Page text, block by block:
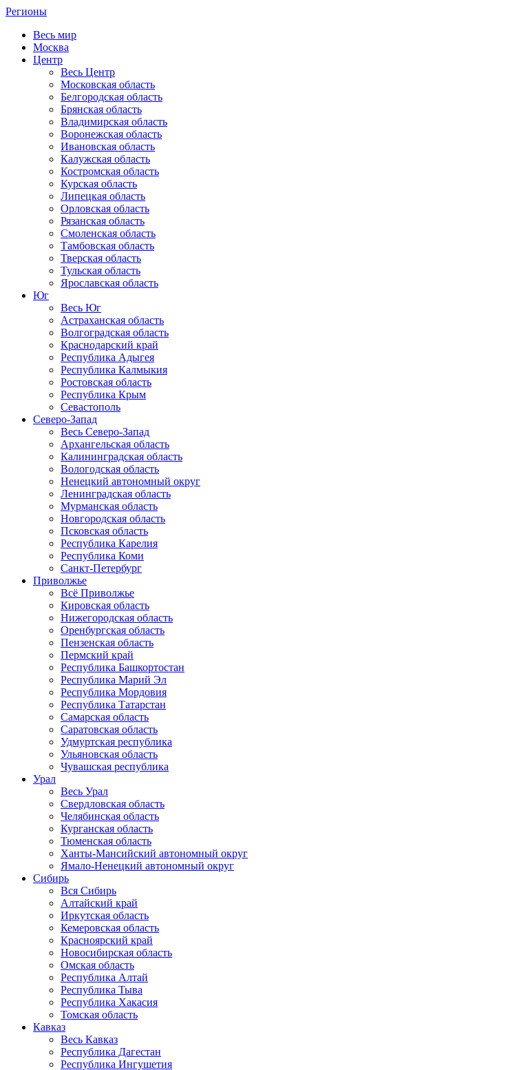
Регионы
Весь мир
Москва
Центр
Весь Центр
Московская область
Белгородская область
Брянская область
Владимирская область
Воронежская область
Ивановская область
Калужская область
Костромская область
Курская область
Липецкая область
Орловская область
Рязанская область
Смоленская область
Тамбовская область
Тверская область
Тульская область
Ярославская область
Юг
Весь Юг
Астраханская область
Волгоградская область
Краснодарский край
Республика Адыгея
Республика Калмыкия
Ростовская область
Республика Крым
Севастополь
Северо-Запад
Весь Северо-Запад
Архангельская область
Калининградская область
Вологодская область
Ненецкий автономный округ
Ленинградская область
Мурманская область
Новгородская область
Псковская область
Республика Карелия
Республика Коми
Санкт-Петербург
Приволжье
Всё Приволжье
Кировская область
Нижегородская область
Оренбургская область
Пензенская область
Пермский край
Республика Башкортостан
Республика Марий Эл
Республика Мордовия
Республика Татарстан
Самарская область
Саратовская область
Удмуртская республика
Ульяновская область
Чувашская республика
Урал
Весь Урал
Свердловская область
Челябинская область
Курганская область
Тюменская область
Ханты-Мансийский автономный округ
Ямало-Ненецкий автономный округ
Сибирь
Вся Сибирь
Алтайский край
Иркутская область
Кемеровская область
Красноярский край
Новосибирская область
Омская область
Республика Алтай
Республика Тыва
Республика Хакасия
Томская область
Кавказ
Весь Кавказ
Республика Дагестан
Республика Ингушетия